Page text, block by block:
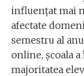
influențat mai
afectate
semestru al
online, școala
majoritatea